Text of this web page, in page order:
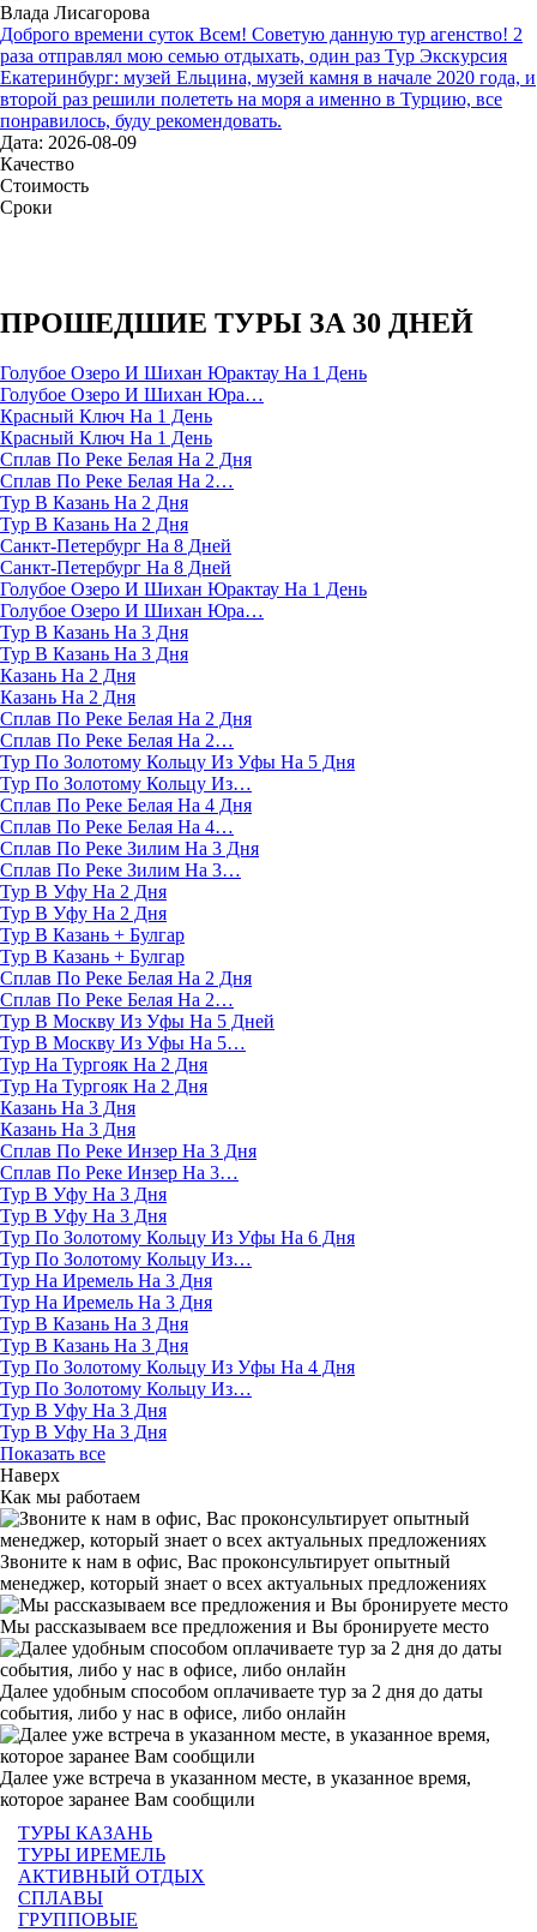
Влада Лисагорова
Доброго времени суток Всем! Советую данную тур агенство! 2
раза отправлял мою семью отдыхать, один раз Тур Экскурсия
Екатеринбург: музей Ельцина, музей камня в начале 2020 года, и
второй раз решили полететь на моря а именно в Турцию, все
понравилось, буду рекомендовать.
Дата: 2026-08-09
Качество
Стоимость
Сроки
ПРОШЕДШИЕ ТУРЫ ЗА 30 ДНЕЙ
Голубое Озеро И Шихан Юрактау На 1 День
Голубое Озеро И Шихан Юра…
Красный Ключ На 1 День
Красный Ключ На 1 День
Сплав По Реке Белая На 2 Дня
Сплав По Реке Белая На 2…
Тур В Казань На 2 Дня
Тур В Казань На 2 Дня
Санкт-Петербург На 8 Дней
Санкт-Петербург На 8 Дней
Голубое Озеро И Шихан Юрактау На 1 День
Голубое Озеро И Шихан Юра…
Тур В Казань На 3 Дня
Тур В Казань На 3 Дня
Казань На 2 Дня
Казань На 2 Дня
Сплав По Реке Белая На 2 Дня
Сплав По Реке Белая На 2…
Тур По Золотому Кольцу Из Уфы На 5 Дня
Тур По Золотому Кольцу Из…
Сплав По Реке Белая На 4 Дня
Сплав По Реке Белая На 4…
Сплав По Реке Зилим На 3 Дня
Сплав По Реке Зилим На 3…
Тур В Уфу На 2 Дня
Тур В Уфу На 2 Дня
Тур В Казань + Булгар
Тур В Казань + Булгар
Сплав По Реке Белая На 2 Дня
Сплав По Реке Белая На 2…
Тур В Москву Из Уфы На 5 Дней
Тур В Москву Из Уфы На 5…
Тур На Тургояк На 2 Дня
Тур На Тургояк На 2 Дня
Казань На 3 Дня
Казань На 3 Дня
Сплав По Реке Инзер На 3 Дня
Сплав По Реке Инзер На 3…
Тур В Уфу На 3 Дня
Тур В Уфу На 3 Дня
Тур По Золотому Кольцу Из Уфы На 6 Дня
Тур По Золотому Кольцу Из…
Тур На Иремель На 3 Дня
Тур На Иремель На 3 Дня
Тур В Казань На 3 Дня
Тур В Казань На 3 Дня
Тур По Золотому Кольцу Из Уфы На 4 Дня
Тур По Золотому Кольцу Из…
Тур В Уфу На 3 Дня
Тур В Уфу На 3 Дня
Показать все
Наверх
Как мы работаем
Звоните к нам в офис, Вас проконсультирует опытный
менеджер, который знает о всех актуальных предложениях
Мы рассказываем все предложения и Вы бронируете место
Далее удобным способом оплачиваете тур за 2 дня до даты
события, либо у нас в офисе, либо онлайн
Далее уже встреча в указанном месте, в указанное время,
которое заранее Вам сообщили
ТУРЫ КАЗАНЬ
ТУРЫ ИРЕМЕЛЬ
АКТИВНЫЙ ОТДЫХ
СПЛАВЫ
ГРУППОВЫЕ